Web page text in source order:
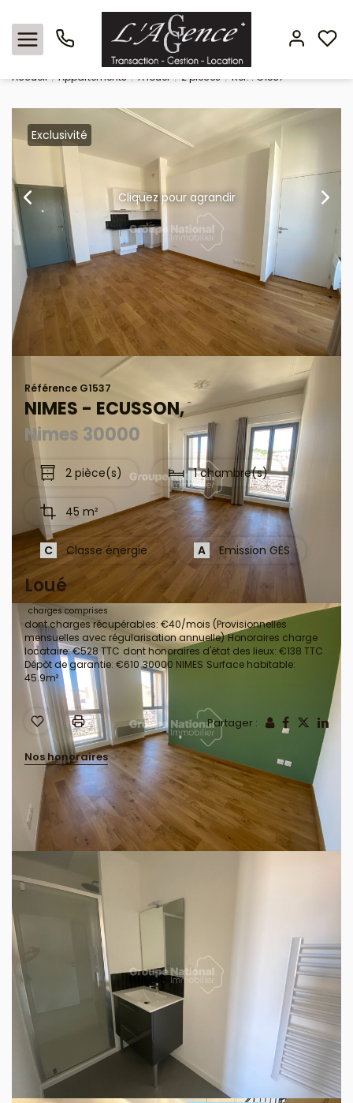
Nos offres
Locations
L'agence
Estimation
Avis clients
Location appartement 45.9 m², Nimes 30000 Gard
Accueil Appartements A louer 2 pièces Ref. : G1537
Exclusivité
Cliquez pour agrandir
Référence G1537
NIMES - ECUSSON,
Nimes 30000
2 pièce(s) 1 chambre(s)
45 m²
C Classe énergie A Emission GES
Loué
charges comprises
dont charges récupérables: €40/mois (Provisionnelles
mensuelles avec régularisation annuelle) Honoraires charge
locataire: €528 TTC dont honoraires d'état des lieux: €138 TTC
Dépôt de garantie: €610 30000 NIMES Surface habitable:
45.9m²
Partager :
Nos honoraires
Dans immeuble entièrement réhabilité, joli P2 de
45,90m2 composé d'un séjour avec cuisine ouverte,
une chambre, un dressing, une salle d'eau.
Disponible de suite
Dépôt de garantie: 610,00€
Provision pour charges: 40,00€ (avec régularisation
Honoraires visite, dossier, bail: 390,15€
Honoraires état des lieux: 137,70€
Les informations sur les risques auxquels ce bien
est exposé sont disponibles sur le site Géorisques :
www.georisques.gouv.fr
Diagnostics énergétiques